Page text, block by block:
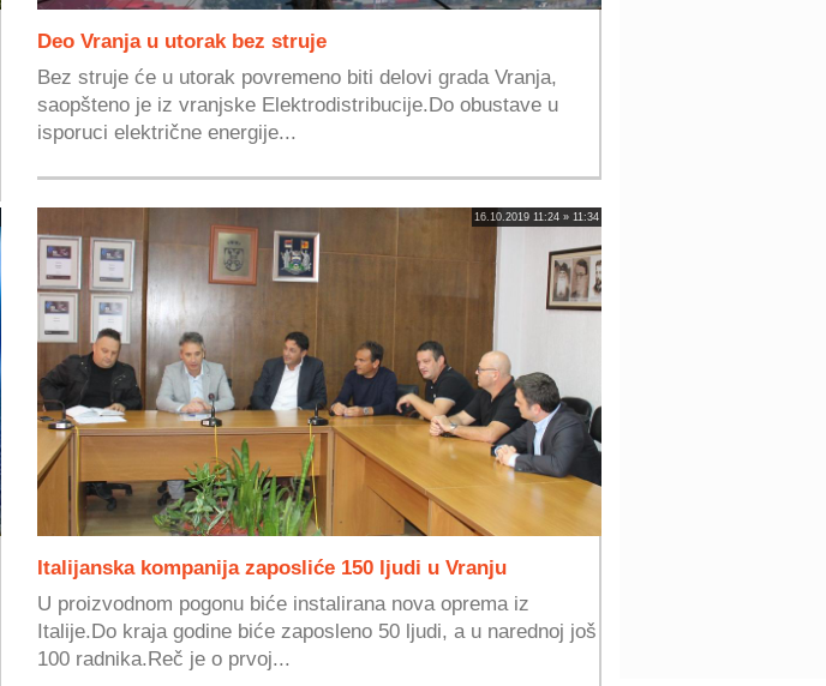
Deo Vranja u utorak bez struje
Bez struje će u utorak povremeno biti delovi grada Vranja,
saopšteno je iz vranjske Elektrodistribucije.Do obustave u
isporuci električne energije...
16.10.2019 11:24 » 11:34
Italijanska kompanija zaposliće 150 ljudi u Vranju
U proizvodnom pogonu biće instalirana nova oprema iz
Italije.Do kraja godine biće zaposleno 50 ljudi, a u narednoj još
100 radnika.Reč je o prvoj...